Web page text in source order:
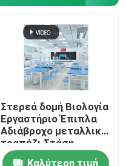
Στερεά δομή Βιολογία
Εργαστήριο Έπιπλα
Αδιάβροχο μεταλλικό
τραπέζι Στάση
εργασίας
Καλύτερη τιμή